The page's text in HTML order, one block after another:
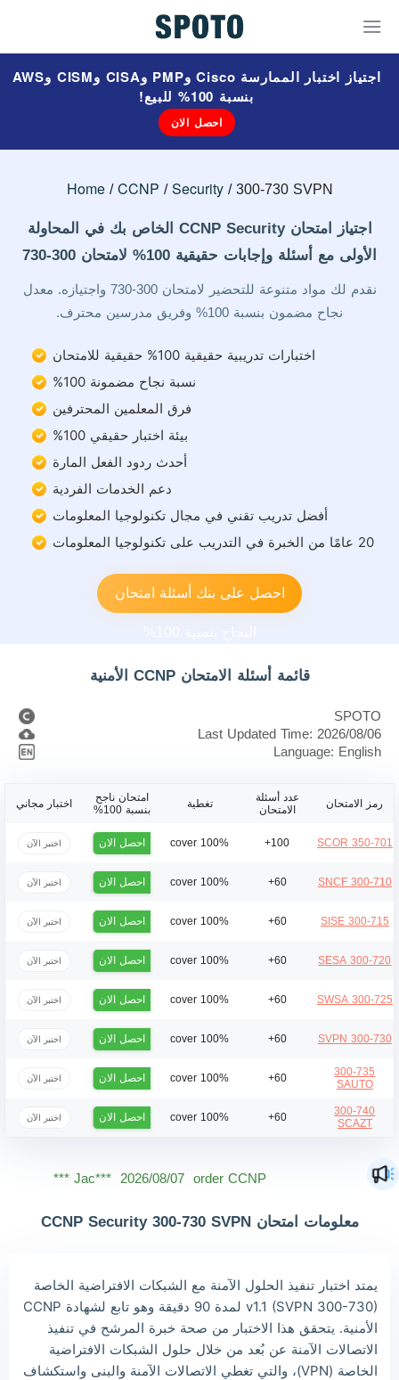
اجتياز اختبار الممارسة Cisco وPMP وCISA وCISM وAWS
بنسبة 100% للبيع!
احصل الان
Home CCNP Security 300-730 SVPN
اجتياز امتحان CCNP Security الخاص بك في المحاولة
الأولى مع أسئلة وإجابات حقيقية 100% لامتحان 300-730
نقدم لك مواد متنوعة للتحضير لامتحان 300-730 واجتيازه. معدل
نجاح مضمون بنسبة 100% وفريق مدرسين محترف.
اختبارات تدريبية حقيقية 100% حقيقية للامتحان
نسبة نجاح مضمونة 100%
فرق المعلمين المحترفين
بيئة اختبار حقيقي 100%
أحدث ردود الفعل المارة
دعم الخدمات الفردية
أفضل تدريب تقني في مجال تكنولوجيا المعلومات
20 عامًا من الخبرة في التدريب على تكنولوجيا المعلومات
احصل على بنك أسئلة امتحان
قائمة أسئلة الامتحان CCNP الأمنية
SPOTO
Last Updated Time: 2026/08/06
Language: English
رمز الامتحان
عدد أسئلة
الامتحان
تغطية
امتحان ناجح
بنسبة 100%
اختبار مجاني
350-701 SCOR
100+
100% cover احصل الان اختبر الآن
300-710 SNCF
60+
100% cover احصل الان اختبر الآن
300-715 SISE
60+
100% cover احصل الان اختبر الآن
300-720 SESA
60+
100% cover احصل الان اختبر الآن
300-725 SWSA
60+
100% cover احصل الان اختبر الآن
300-730 SVPN
60+
100% cover احصل الان اختبر الآن
300-735
SAUTO
60+
100% cover احصل الان اختبر الآن
300-740
SCAZT
60+
100% cover احصل الان اختبر الآن
Jac*** 2026/08/07 order CCNP ***
Wil*** 2026/08/07 order CCNP ***
Luc*** 2026/08/07 order CCNP ***
Mas*** 2026/08/07 order CCNP ***
معلومات امتحان CCNP Security 300-730 SVPN
يمتد اختبار تنفيذ الحلول الآمنة مع الشبكات الافتراضية الخاصة
v1.1 (SVPN 300-730) لمدة 90 دقيقة وهو تابع لشهادة CCNP
الأمنية. يتحقق هذا الاختبار من صحة خبرة المرشح في تنفيذ
الاتصالات الآمنة عن بُعد من خلال حلول الشبكات الافتراضية
الخاصة (VPN)، والتي تغطي الاتصالات الآمنة والبنى واستكشاف